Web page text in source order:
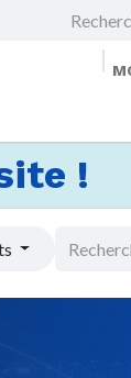
!